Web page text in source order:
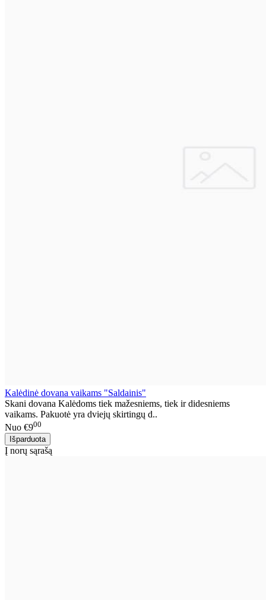
Kalėdinė dovana vaikams "Saldainis"
Skani dovana Kalėdoms tiek mažesniems, tiek ir didesniems
vaikams. Pakuotė yra dviejų skirtingų d..
Nuo €900
Į norų sąrašą